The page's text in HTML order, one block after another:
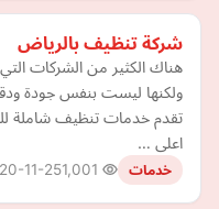
شركة تنظيف بالرياض
هناك الكثير من الشركات
ولكنها ليست بنفس جودة
تقدم خدمات تنظيف شاملة
اعلى …
خدمات 11-25